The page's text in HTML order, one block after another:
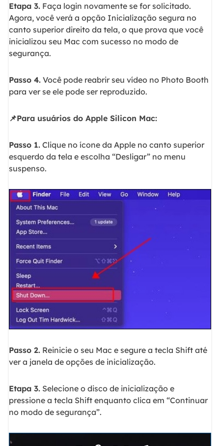
Etapa 3.Faça login novamente se for solicitado.
Agora, você verá a opção Inicialização segura no
canto superior direito da tela, o que prova que você
inicializou seu Mac com sucesso no modo de
segurança.
Passo 4.Você pode reabrir seu vídeo no Photo Booth
para ver se ele pode ser reproduzido.
📌Para usuários do Apple Silicon Mac:
Passo 1.Clique no ícone da Apple no canto superior
esquerdo da tela e escolha “Desligar” no menu
suspenso.
Passo 2.Reinicie o seu Mac e segure a tecla Shift até
ver a janela de opções de inicialização.
Etapa 3.Selecione o disco de inicialização e
pressione a tecla Shift enquanto clica em “Continuar
no modo de segurança”.